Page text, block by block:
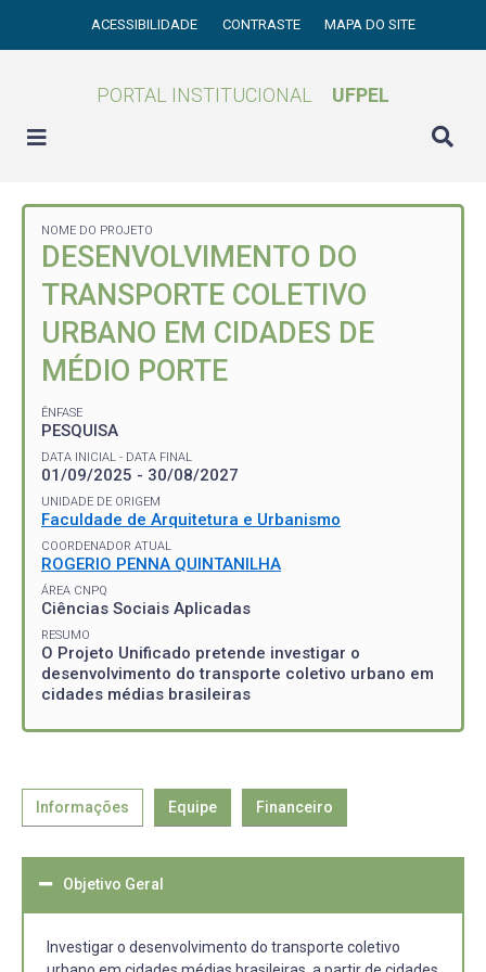
ACESSIBILIDADE CONTRASTE MAPA DO SITE
PORTAL INSTITUCIONAL UFPEL
NOME DO PROJETO
DESENVOLVIMENTO DO
TRANSPORTE COLETIVO
URBANO EM CIDADES DE
MÉDIO PORTE
ÊNFASE
PESQUISA
DATA INICIAL - DATA FINAL
01/09/2025 - 30/08/2027
UNIDADE DE ORIGEM
Faculdade de Arquitetura e Urbanismo
COORDENADOR ATUAL
ROGERIO PENNA QUINTANILHA
ÁREA CNPQ
Ciências Sociais Aplicadas
RESUMO
O Projeto Unificado pretende investigar o
desenvolvimento do transporte coletivo urbano em
cidades médias brasileiras
Informações Equipe Financeiro
Objetivo Geral
Investigar o desenvolvimento do transporte coletivo